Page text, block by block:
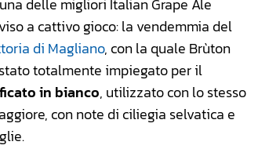
delle migliori Italian Grape Ale
a cattivo gioco: la vendemmia del
di Magliano, con la quale Brùton
totalmente impiegato per il
in bianco, utilizzato con lo stesso
con note di ciliegia selvatica e